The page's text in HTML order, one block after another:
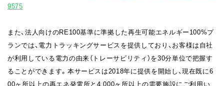
9575
また、法人向けのRE100基準に準拠した再生可能エネルギー100%プ
ランでは、電力トラッキングサービスを提供しており、お客様は自社
が利用している電力の由来（トレーサビリティ）を30分単位で把握す
ることができます。本サービスは2018年に提供を開始し、現在既に6
00ヶ所以上の再エネ発電所と4,000ヶ所以上の需要施設にご利用い